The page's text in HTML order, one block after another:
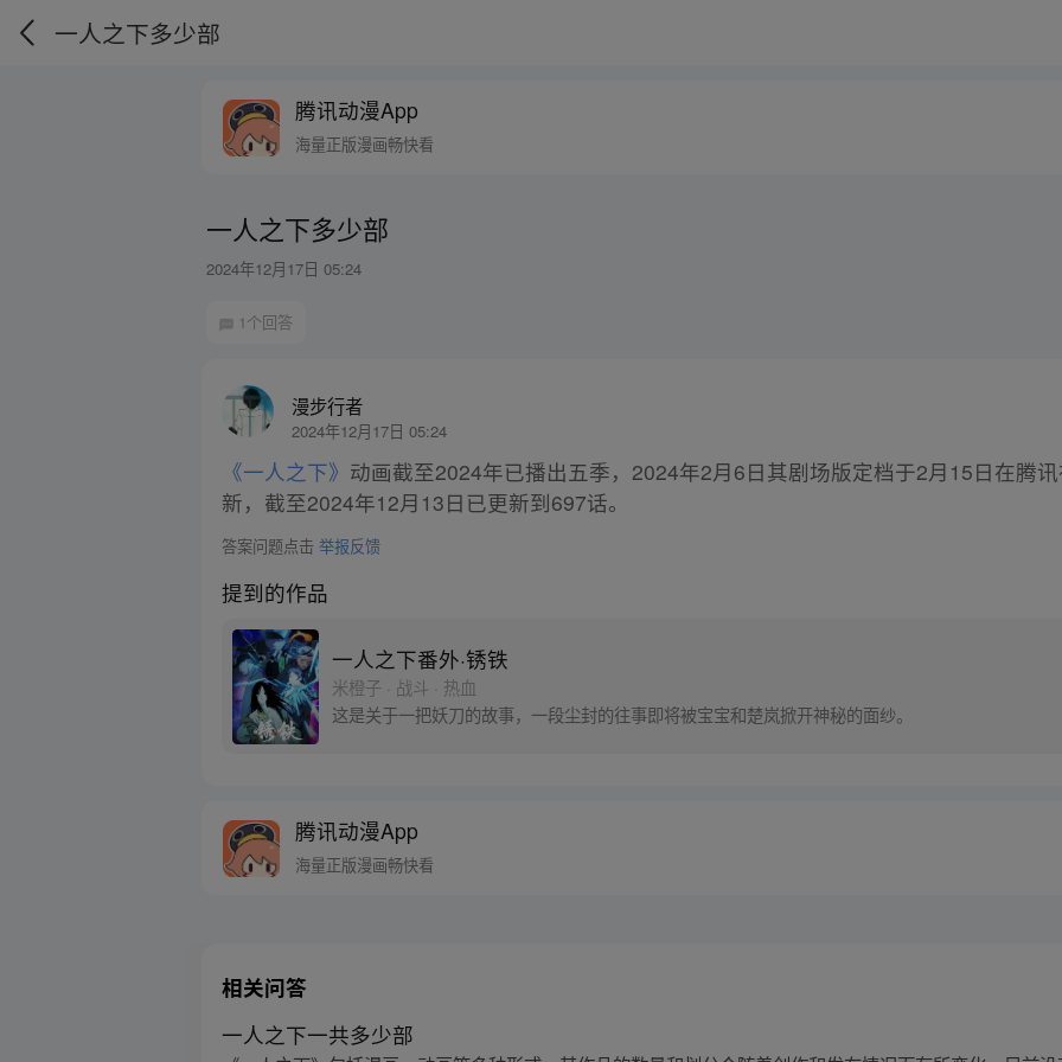
一人之下多少部
腾讯动漫App
海量正版漫画畅快看
一人之下多少部
2024年12月17日 05:24
1个回答
漫步行者
2024年12月17日 05:24
《一人之下》 动画截至2024年已播出五季，2024年2月6日其剧场版定档于2月15日在腾
新，截至2024年12月13日已更新到697话。
答案问题点击举报反馈
提到的作品
一人之下番外·锈铁
米橙子 · 战斗 · 热血
这是关于一把妖刀的故事，一段尘封的往事即将被宝宝和楚岚掀开神秘的面纱。
腾讯动漫App
海量正版漫画畅快看
相关问答
一人之下一共多少部